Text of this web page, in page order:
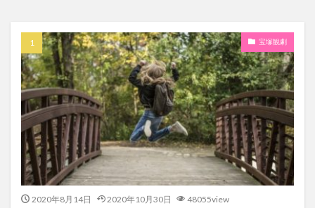
宝塚観劇
2020年8月14日 2020年10月30日 48055view